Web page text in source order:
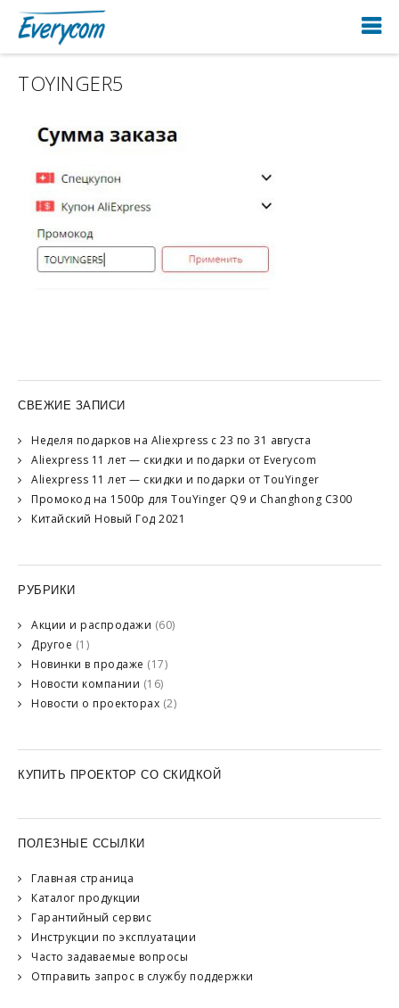
TOYINGER5
СВЕЖИЕ ЗАПИСИ
Неделя подарков на Aliexpress с 23 по 31 августа
Aliexpress 11 лет — скидки и подарки от Everycom
Aliexpress 11 лет — скидки и подарки от TouYinger
Промокод на 1500р для TouYinger Q9 и Changhong C300
Китайский Новый Год 2021
РУБРИКИ
Акции и распродажи (60)
Другое (1)
Новинки в продаже (17)
Новости компании (16)
Новости о проекторах (2)
КУПИТЬ ПРОЕКТОР СО СКИДКОЙ
ПОЛЕЗНЫЕ ССЫЛКИ
Главная страница
Каталог продукции
Гарантийный сервис
Инструкции по эксплуатации
Часто задаваемые вопросы
Отправить запрос в службу поддержки